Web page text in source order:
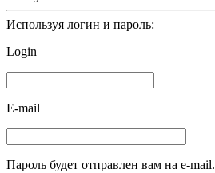
Используя логин и пароль:
Login
E-mail
Пароль будет отправлен вам на e-mail.